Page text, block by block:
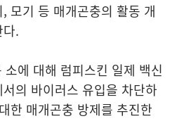
모기 등 매개곤충의 활동 개
.
에 대해 럼피스킨 일제 백신
의 바이러스 유입을 차단하
한 매개곤충 방제를 추진한